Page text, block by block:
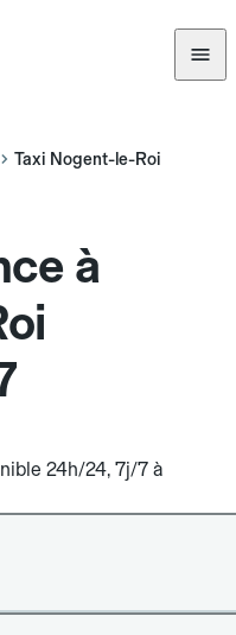
Taxi Nogent-le-Roi
à
24h/24, 7j/7 à